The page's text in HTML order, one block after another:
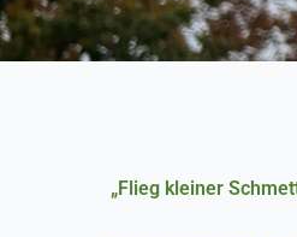
„Flieg kleiner